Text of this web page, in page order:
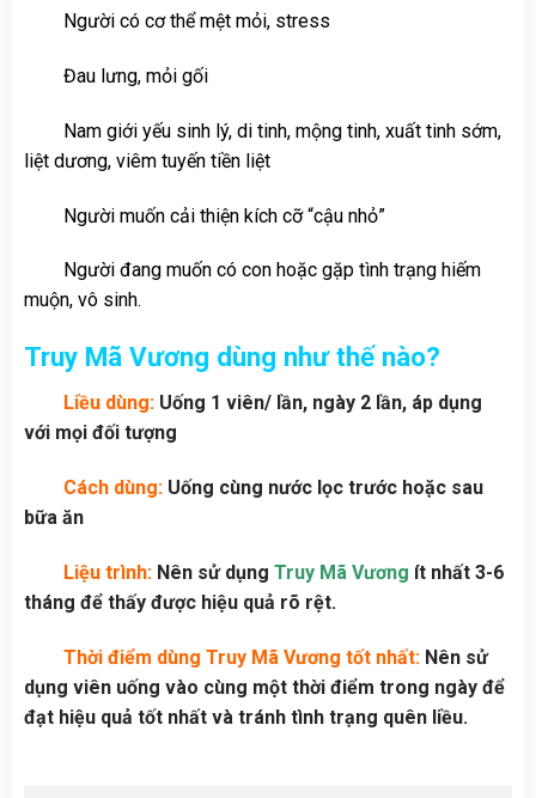
Người có cơ thể mệt mỏi, stress
Đau lưng, mỏi gối
Nam giới yếu sinh lý, di tinh, mộng tinh, xuất tinh sớm,
liệt dương, viêm tuyến tiền liệt
Người muốn cải thiện kích cỡ “cậu nhỏ”
Người đang muốn có con hoặc gặp tình trạng hiếm
muộn, vô sinh.
Truy Mã Vương dùng như thế nào?
Liều dùng: Uống 1 viên/ lần, ngày 2 lần, áp dụng
với mọi đối tượng
Cách dùng: Uống cùng nước lọc trước hoặc sau
bữa ăn
Liệu trình: Nên sử dụng Truy Mã Vương ít nhất 3-6
tháng để thấy được hiệu quả rõ rệt.
Thời điểm dùng Truy Mã Vương tốt nhất: Nên sử
dụng viên uống vào cùng một thời điểm trong ngày để
đạt hiệu quả tốt nhất và tránh tình trạng quên liều.